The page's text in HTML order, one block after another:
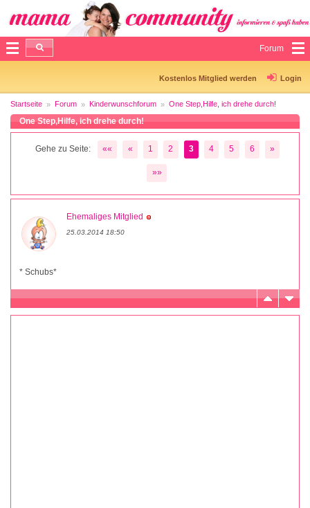
Forum
Kostenlos Mitglied werden Login
Startseite Forum Kinderwunschforum One Step,Hilfe, ich drehe durch!
One Step,Hilfe, ich drehe durch!
Gehe zu Seite: «« « 1 2 3 4 5 6 »
»»
Ehemaliges Mitglied
25.03.2014 18:50
* Schubs*